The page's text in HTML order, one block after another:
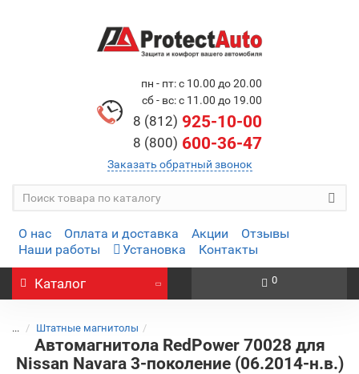
пн - пт: с 10.00 до 20.00
сб - вс: с 11.00 до 19.00
8 (812) 925-10-00
8 (800) 600-36-47
Заказать обратный звонок
О нас Оплата и доставка Акции
Отзывы
Наши работы
Установка Контакты
Каталог 0
... Штатные магнитолы
Автомагнитола RedPower 70028 для
Nissan Navara 3-поколение (06.2014-н.в.)